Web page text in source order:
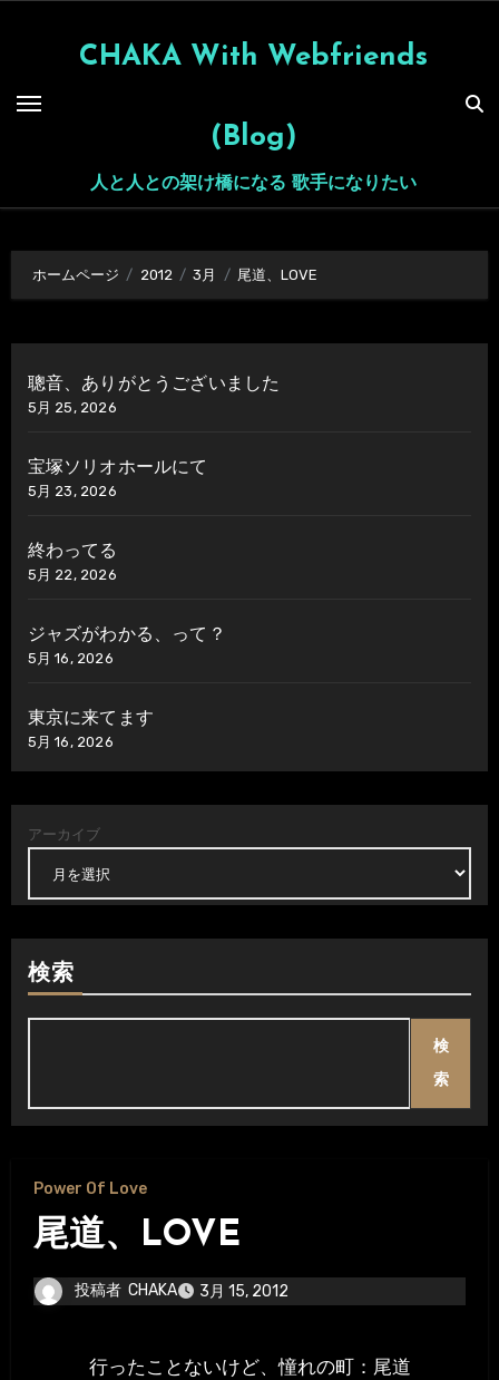
CHAKA With Webfriends
(Blog)
人と人との架け橋になる 歌手になりたい
ホームページ 2012 3月 尾道、LOVE
聰音、ありがとうございました
5月 25, 2026
宝塚ソリオホールにて
5月 23, 2026
終わってる
5月 22, 2026
ジャズがわかる、って？
5月 16, 2026
東京に来てます
5月 16, 2026
アーカイブ
検索
検
索
Power Of Love
尾道、LOVE
投稿者 CHAKA 3月 15, 2012
行ったことないけど、憧れの町：尾道